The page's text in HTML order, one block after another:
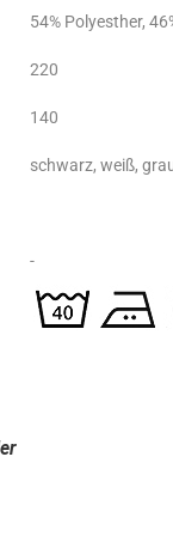
54% Polyesther,
220
140
schwarz, weiß,
-